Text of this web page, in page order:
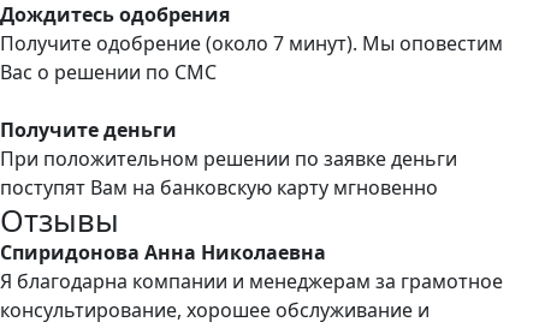
Дождитесь одобрения
Получите одобрение (около 7 минут). Мы оповестим
Вас о решении по СМС
Получите деньги
При положительном решении по заявке деньги
поступят Вам на банковскую карту мгновенно
Отзывы
Спиридонова Анна Николаевна
Я благодарна компании и менеджерам за грамотное
консультирование, хорошее обслуживание и